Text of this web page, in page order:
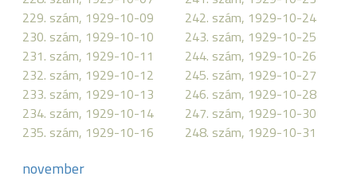
229. szám, 1929-10-09
230. szám, 1929-10-10
231. szám, 1929-10-11
232. szám, 1929-10-12
233. szám, 1929-10-13
234. szám, 1929-10-14
235. szám, 1929-10-16
242. szám, 1929-10-24
243. szám, 1929-10-25
244. szám, 1929-10-26
245. szám, 1929-10-27
246. szám, 1929-10-28
247. szám, 1929-10-30
248. szám, 1929-10-31
november